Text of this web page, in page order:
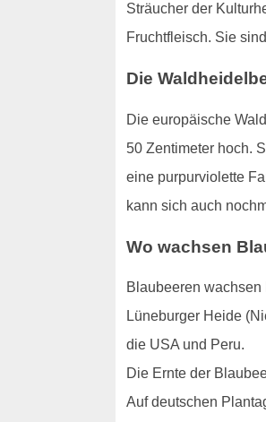
Sträucher der
Fruchtfleisch. Sie
Die
Die europäische
50 Zentimeter hoch.
eine purpurviolette
kann sich auch
Wo wachsen
Blaubeeren
Lüneburger Heide
die USA und Peru.
Die Ernte der
Auf deutschen